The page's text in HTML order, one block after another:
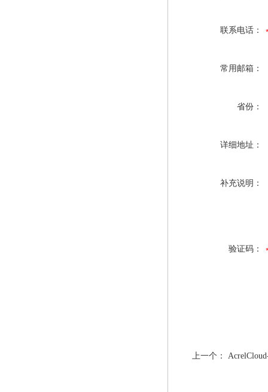
联系电话：
常用邮箱：
省份：
详细地址：
补充说明：
验证码：
上一个：